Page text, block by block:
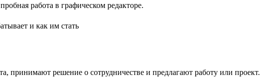
работа в графическом редакторе.
принимают решение о сотрудничестве и предлагают работу или проект.